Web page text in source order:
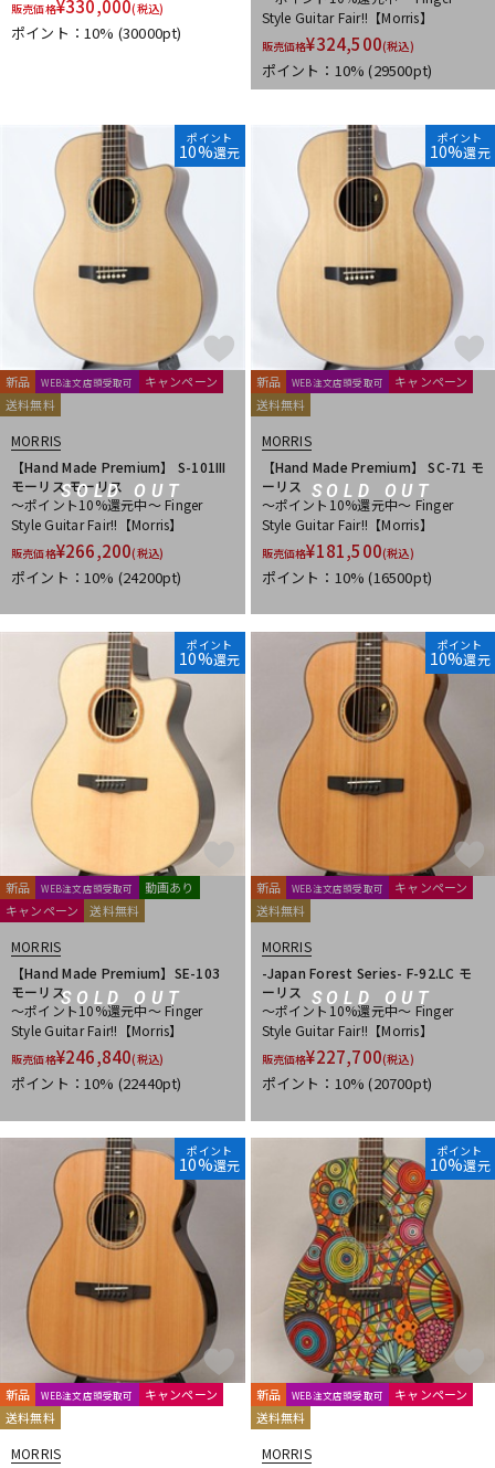
販売価格¥330,000(税込)
ポイント：10% (30000pt)
Style Guitar Fair!!【Morris】
販売価格¥324,500(税込)
ポイント：10%(29500pt)
SOLD OUT
ポイント
10%還元
新品 WEB注文店頭受取可
キャンペーン
送料無料
MORRIS
【Hand Made Premium】 S-101III
モーリス モーリス
～ポイント10%還元中～ Finger
Style Guitar Fair!!【Morris】
販売価格¥266,200(税込)
ポイント：10% (24200pt)
SOLD OUT
ポイント
10%還元
新品 WEB注文店頭受取可
キャンペーン
送料無料
MORRIS
【Hand Made Premium】 SC-71 モ
ーリス
～ポイント10%還元中～ Finger
Style Guitar Fair!!【Morris】
販売価格¥181,500(税込)
ポイント：10%(16500pt)
SOLD OUT
ポイント
10%還元
新品 WEB注文店頭受取可
動画あり
キャンペーン
送料無料
MORRIS
【Hand Made Premium】SE-103
モーリス
～ポイント10%還元中～ Finger
Style Guitar Fair!!【Morris】
販売価格¥246,840(税込)
ポイント：10% (22440pt)
SOLD OUT
ポイント
10%還元
新品 WEB注文店頭受取可
キャンペーン
送料無料
MORRIS
-Japan Forest Series- F-92.LC モ
ーリス
～ポイント10%還元中～ Finger
Style Guitar Fair!!【Morris】
販売価格¥227,700(税込)
ポイント：10%(20700pt)
ポイント
10%還元
新品 WEB注文店頭受取可
キャンペーン
送料無料
MORRIS
ポイント
10%還元
新品 WEB注文店頭受取可
キャンペーン
送料無料
MORRIS